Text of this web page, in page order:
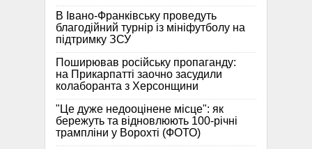
В Івано-Франківську проведуть
благодійний турнір із мініфутболу на
підтримку ЗСУ
Поширював російську пропаганду:
на Прикарпатті заочно засудили
колаборанта з Херсонщини
"Це дуже недооцінене місце": як
бережуть та відновлюють 100-річні
трампліни у Ворохті (ФОТО)